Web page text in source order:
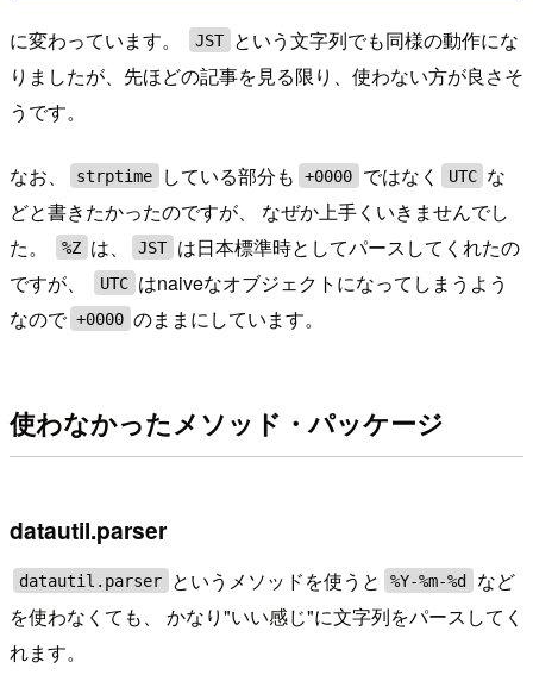
に変わっています。 JST
という文字列でも同様の動作にな
りましたが、先ほどの記事を見る限り、使わない方が良さそ
うです。
なお、 strptime している部分も +0000 ではなく UTC な
どと書きたかったのですが、 なぜか上手くいきませんでし
た。
%Z は、 JST は日本標準時としてパースしてくれたの
ですが、
UTC はnaiveなオブジェクトになってしまうよう
なので +0000 のままにしています。
使わなかったメソッド・パッケージ
datautil.parser
datautil.parser というメソッドを使うと %Y-%m-%d
など
を使わなくても、 かなり"いい感じ"に文字列をパースしてく
れます。